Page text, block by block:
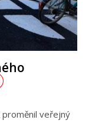
proměnil veřejný